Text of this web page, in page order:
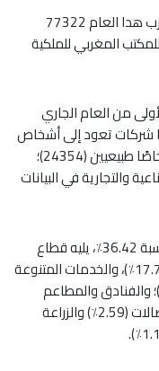
بلغ عدد الشركات التي تم إنشاؤها في المغرب هدا العام 77322
المغربي للملكية
أنه خلال الـ10 أشهر الأولى من العام الجاري
شركات تعود إلى أشخاص
اعتباريين، ويبلغ عددهم 52968 شركة وأشخاصًا طبيعيين (24354)؛
والتجارية في البيانات
وتظهر هذه البيانات سيطرة قطاع التجارة بنسبة 36.42٪، يليه قطاع
البناء والأشغال العامة (BTP) والعقارات (17.72٪)، والخدمات المتنوعة
والنقل (8.88٪)، والصناعات (7.12)؛ والفنادق والمطاعم
(6.46٪) وقطاع تكنولوجيا المعلومات والاتصالات (2.59٪) والزراعة